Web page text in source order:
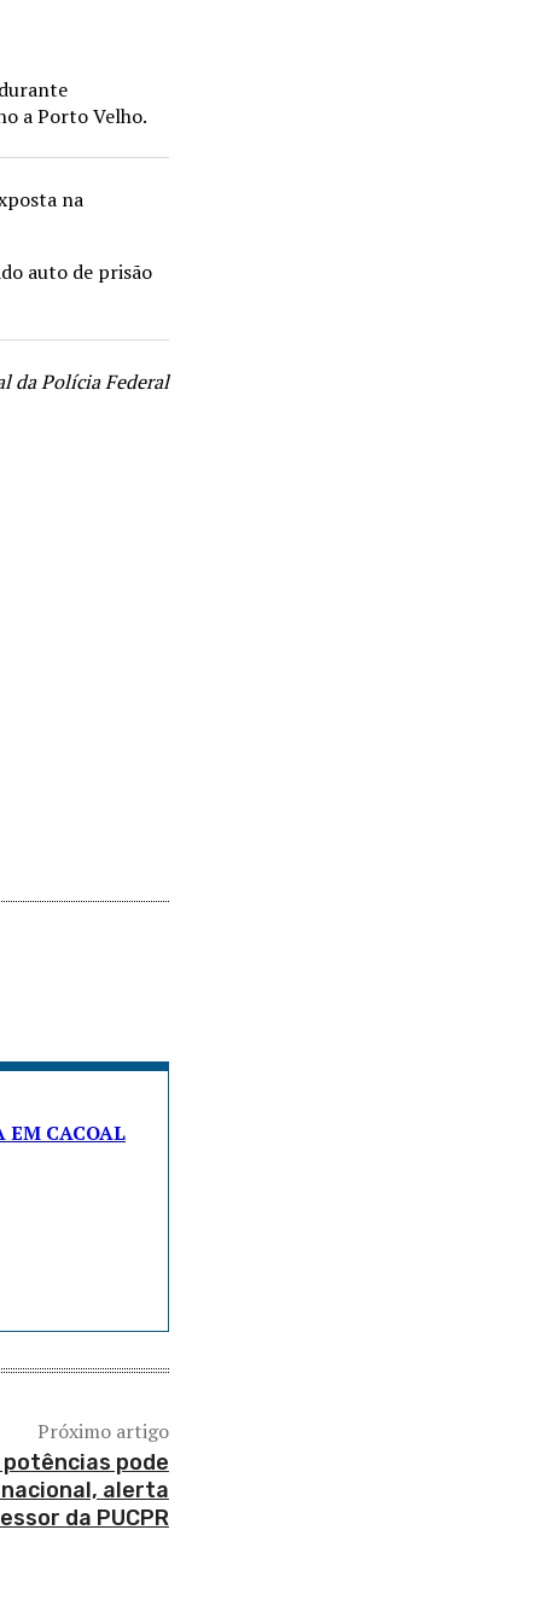
a Porto Velho.
na
auto de prisão
da Polícia Federal
EM CACOAL
Próximo artigo
pode
alerta
da PUCPR